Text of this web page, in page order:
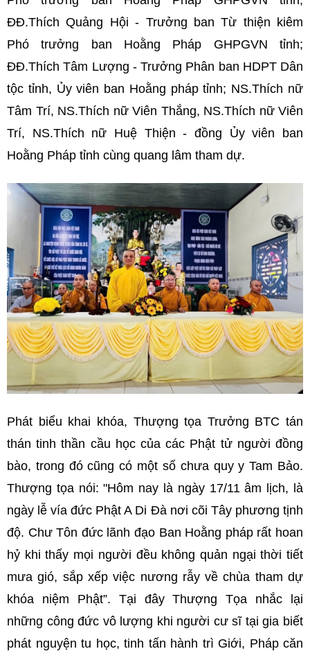
ĐĐ.Thích Quảng Hội - Trưởng ban Từ thiện kiêm
Phó trưởng ban Hoằng Pháp GHPGVN tỉnh;
ĐĐ.Thích Tâm Lượng - Trưởng Phân ban HDPT Dân
tộc tỉnh, Ủy viên ban Hoằng pháp tỉnh; NS.Thích nữ
Tâm Trí, NS.Thích nữ Viên Thắng, NS.Thích nữ Viên
Trí, NS.Thích nữ Huệ Thiện - đồng Ủy viên ban
Hoằng Pháp tỉnh cùng quang lâm tham dự.
Phát biểu khai khóa, Thượng tọa Trưởng BTC tán
thán tinh thần cầu học của các Phật tử người đồng
bào, trong đó cũng có một số chưa quy y Tam Bảo.
Thượng tọa nói: "Hôm nay là ngày 17/11 âm lịch, là
ngày lễ vía đức Phật A Di Đà nơi cõi Tây phương tịnh
độ. Chư Tôn đức lãnh đạo Ban Hoằng pháp rất hoan
hỷ khi thấy mọi người đều không quản ngại thời tiết
mưa gió, sắp xếp việc nương rẫy về chùa tham dự
khóa niệm Phật”. Tại đây Thượng Tọa nhắc lại
những công đức vô lượng khi người cư sĩ tại gia biết
phát nguyện tu học, tinh tấn hành trì Giới, Pháp căn